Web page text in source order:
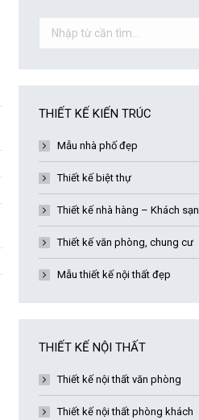
THIẾT KẾ KIẾN TRÚC
Mẫu nhà phố đẹp
Thiết kế biệt thự
Thiết kế nhà hàng – Khách sạn
Thiết kế văn phòng, chung cư
Mẫu thiết kế nội thất đẹp
THIẾT KẾ NỘI THẤT
Thiết kế nội thất văn phòng
Thiết kế nội thất phòng khách